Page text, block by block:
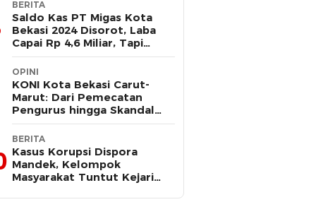
BERITA
Saldo Kas PT Migas Kota
Bekasi 2024 Disorot, Laba
Capai Rp 4,6 Miliar, Tapi
Hanya Tersisa Rp 13 Juta
OPINI
KONI Kota Bekasi Carut-
Marut: Dari Pemecatan
Pengurus hingga Skandal
Dana Hibah
BERITA
Kasus Korupsi Dispora
Mandek, Kelompok
Masyarakat Tuntut Kejari